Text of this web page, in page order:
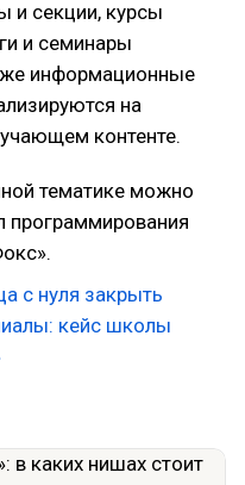
и секции, курсы
и семинары
информационные
на
контенте.
тематике можно
программирования
с нуля закрыть
кейс школы